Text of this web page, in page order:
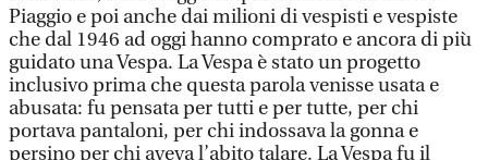
Piaggio e poi anche dai milioni di vespisti e vespiste
che dal 1946 ad oggi hanno comprato e ancora di più
guidato una Vespa. La Vespa è stato un progetto
inclusivo prima che questa parola venisse usata e
abusata: fu pensata per tutti e per tutte, per chi
portava pantaloni, per chi indossava la gonna e
persino per chi aveva l’abito talare. La Vespa fu il